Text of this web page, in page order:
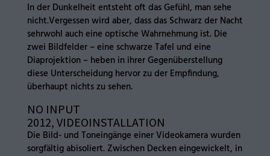
In der Dunkelheit entsteht oft das Gefühl, man sehe
nicht.Vergessen wird aber, dass das Schwarz der Nacht
sehrwohl auch eine optische Wahrnehmung ist. Die
zwei Bildfelder – eine schwarze Tafel und eine
Diaprojektion – heben in ihrer Gegenüberstellung
diese Unterscheidung hervor zu der Empfindung,
überhaupt nichts zu sehen.
NO INPUT
2012, VIDEOINSTALLATION
Die Bild- und Toneingänge einer Videokamera wurden
sorgfältig abisoliert. Zwischen Decken eingewickelt, in